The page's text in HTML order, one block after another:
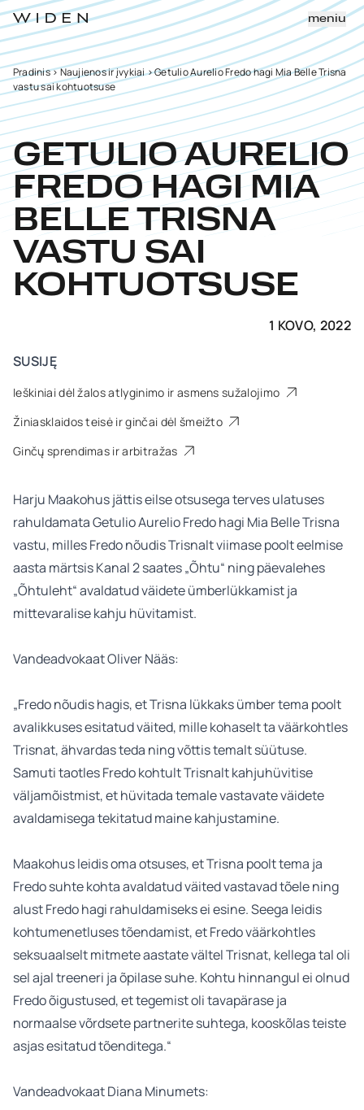
meniu
Pradinis>Naujienos ir įvykiai>Getulio Aurelio Fredo hagi Mia Belle Trisna
vastu sai kohtuotsuse
GETULIO AURELIO
FREDO HAGI MIA
BELLE TRISNA
VASTU SAI
KOHTUOTSUSE
1 KOVO, 2022
SUSIJĘ
Ieškiniai dėl žalos atlyginimo ir asmens sužalojimo
Žiniasklaidos teisė ir ginčai dėl šmeižto
Ginčų sprendimas ir arbitražas
Harju Maakohus jättis eilse otsusega terves ulatuses
rahuldamata Getulio Aurelio Fredo hagi Mia Belle Trisna
vastu, milles Fredo nõudis Trisnalt viimase poolt eelmise
aasta märtsis Kanal 2 saates „Õhtu“ ning päevalehes
„Õhtuleht“ avaldatud väidete ümberlükkamist ja
mittevaralise kahju hüvitamist.
Vandeadvokaat Oliver Nääs:
„Fredo nõudis hagis, et Trisna lükkaks ümber tema poolt
avalikkuses esitatud väited, mille kohaselt ta väärkohtles
Trisnat, ähvardas teda ning võttis temalt süütuse.
Samuti taotles Fredo kohtult Trisnalt kahjuhüvitise
väljamõistmist, et hüvitada temale vastavate väidete
avaldamisega tekitatud maine kahjustamine.
Maakohus leidis oma otsuses, et Trisna poolt tema ja
Fredo suhte kohta avaldatud väited vastavad tõele ning
alust Fredo hagi rahuldamiseks ei esine. Seega leidis
kohtumenetluses tõendamist, et Fredo väärkohtles
seksuaalselt mitmete aastate vältel Trisnat, kellega tal oli
sel ajal treeneri ja õpilase suhe. Kohtu hinnangul ei olnud
Fredo õigustused, et tegemist oli tavapärase ja
normaalse võrdsete partnerite suhtega, kooskõlas teiste
asjas esitatud tõenditega.“
Vandeadvokaat Diana Minumets: